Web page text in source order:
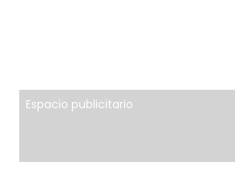
Espacio publicitario